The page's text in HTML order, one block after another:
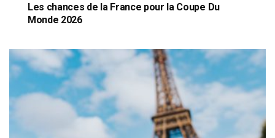
Les chances de la France pour la Coupe Du
Monde 2026